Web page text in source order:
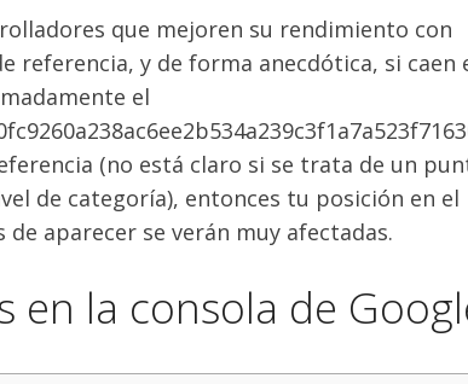
que mejoren su rendimiento con
referencia, y de forma anecdótica, si caen
el
(no está claro si se trata de un
de categoría), entonces tu posición en el
aparecer se verán muy afectadas.